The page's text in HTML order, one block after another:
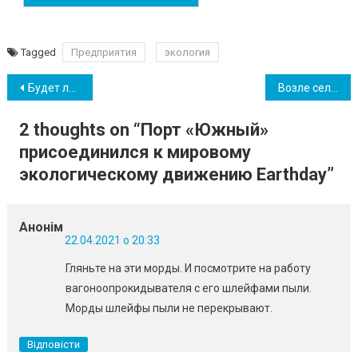
Tagged Предприятия экология
Навігація
записів
Будет ли продлен учебный год в школах Южного из-за карантина?
2 thoughts on “Порт «Южный»
присоединился к мировому
экологическому движению Earthday”
Анонім
22.04.2021 о 20:33
Гляньте на эти морды. И посмотрите на работу
вагоноопрокидывателя с его шлейфами пыли.
Морды шлейфы пыли не перекрывают.
Відповісти